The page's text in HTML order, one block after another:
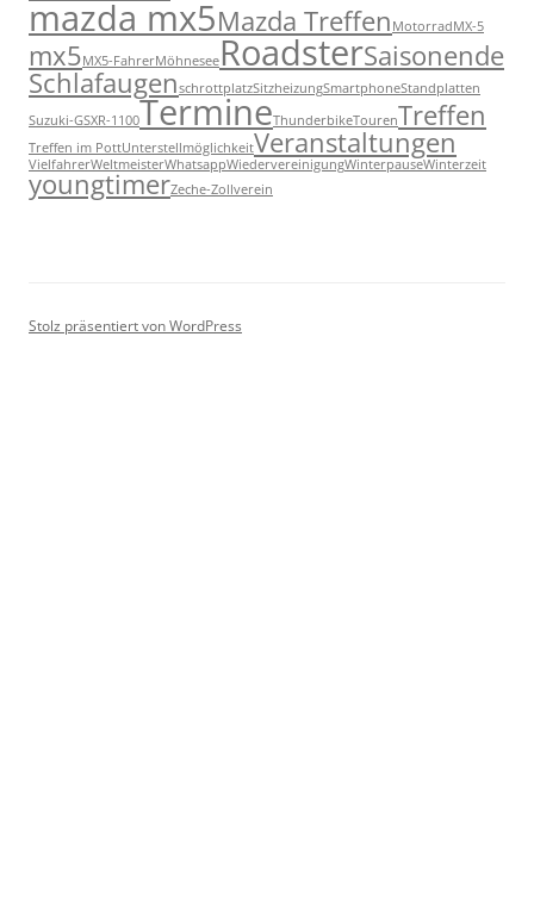
mazda mx5Mazda Treffen MotorradMX-5
mx5MX5-FahrerMöhneseeRoadsterSaisonende
SchlafaugenschrottplatzSitzheizungSmartphoneStandplatten
Suzuki-GSXR-1100TermineThunderbikeTourenTreffen
Treffen im PottUnterstellmöglichkeitVeranstaltungen
VielfahrerWeltmeisterWhatsappWiedervereinigungWinterpauseWinterzeit
youngtimerZeche-Zollverein
Stolz präsentiert von WordPress